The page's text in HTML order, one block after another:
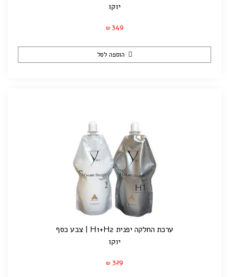
יוקו
₪ 349
הוספה לסל
ערכת החלקה יפנית H1+H2 | צבע כסף
יוקו
₪ 329